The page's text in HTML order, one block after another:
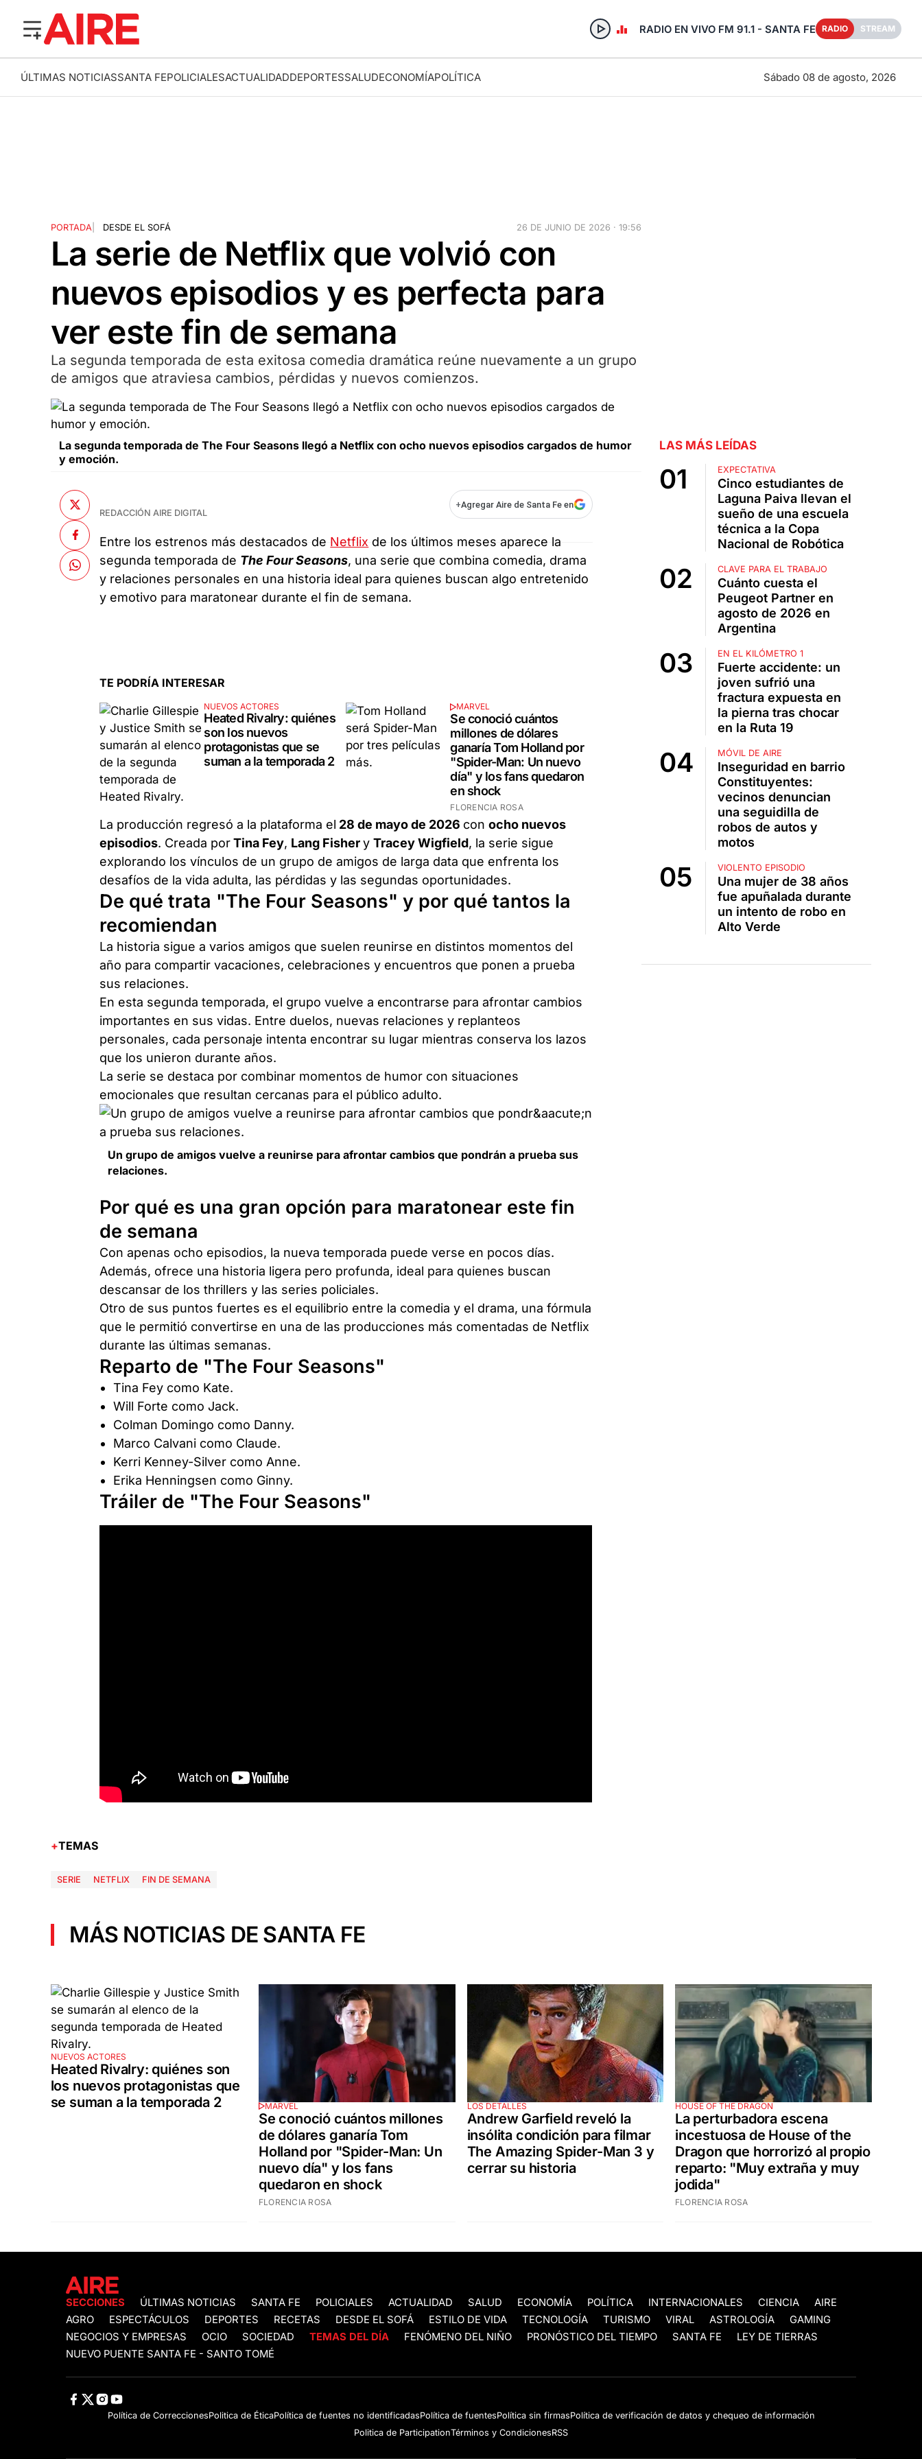
RADIO EN VIVO FM 91.1 - SANTA FE RADIO STREAM
ÚLTIMAS NOTICIASSANTA FEPOLICIALESACTUALIDADDEPORTESSALUDECONOMÍAPOLÍTICA Sábado 08 de agosto, 2026
PORTADA| DESDE EL SOFÁ 26 DE JUNIO DE 2026 · 19:56
La serie de Netflix que volvió con
nuevos episodios y es perfecta para
ver este fin de semana
La segunda temporada de esta exitosa comedia dramática reúne nuevamente a un grupo
de amigos que atraviesa cambios, pérdidas y nuevos comienzos.
La segunda temporada de The Four Seasons llegó a Netflix con ocho nuevos episodios cargados de humor
y emoción.
REDACCIÓN AIRE DIGITAL
+Agregar Aire de Santa Fe en
Entre los estrenos más destacados de Netflix de los últimos meses aparece la
segunda temporada de The Four Seasons, una serie que combina comedia, drama
y relaciones personales en una historia ideal para quienes buscan algo entretenido
y emotivo para maratonear durante el fin de semana.
TE PODRÍA INTERESAR
NUEVOS ACTORES
Heated Rivalry: quiénes
son los nuevos
protagonistas que se
suman a la temporada 2
MARVEL
Se conoció cuántos
millones de dólares
ganaría Tom Holland por
"Spider-Man: Un nuevo
día" y los fans quedaron
en shock
FLORENCIA ROSA
La producción regresó a la plataforma el 28 de mayo de 2026 conocho nuevos
episodios. Creada porTina Fey, Lang FisheryTracey Wigfield, la serie sigue
explorando los vínculos de un grupo de amigos de larga data que enfrenta los
desafíos de la vida adulta, las pérdidas y las segundas oportunidades.
De qué trata "The Four Seasons" y por qué tantos la
recomiendan
La historia sigue a varios amigos que suelen reunirse en distintos momentos del
año para compartir vacaciones, celebraciones y encuentros que ponen a prueba
sus relaciones.
En esta segunda temporada, el grupo vuelve a encontrarse para afrontar cambios
importantes en sus vidas. Entre duelos, nuevas relaciones y replanteos
personales, cada personaje intenta encontrar su lugar mientras conserva los lazos
que los unieron durante años.
La serie se destaca por combinar momentos de humor con situaciones
emocionales que resultan cercanas para el público adulto.
Un grupo de amigos vuelve a reunirse para afrontar cambios que pondrán a prueba sus
relaciones.
Por qué es una gran opción para maratonear este fin
de semana
Con apenas ocho episodios, la nueva temporada puede verse en pocos días.
Además, ofrece una historia ligera pero profunda, ideal para quienes buscan
descansar de los thrillers y las series policiales.
Otro de sus puntos fuertes es el equilibrio entre la comedia y el drama, una fórmula
que le permitió convertirse en una de las producciones más comentadas de Netflix
durante las últimas semanas.
Reparto de "The Four Seasons"
Tina Fey como Kate.
Will Forte como Jack.
Colman Domingo como Danny.
Marco Calvani como Claude.
Kerri Kenney-Silver como Anne.
Erika Henningsen como Ginny.
Tráiler de "The Four Seasons"
LAS MÁS LEÍDAS
EXPECTATIVA
Cinco estudiantes de
Laguna Paiva llevan el
sueño de una escuela
técnica a la Copa
Nacional de Robótica
CLAVE PARA EL TRABAJO
Cuánto cuesta el
Peugeot Partner en
agosto de 2026 en
Argentina
EN EL KILÓMETRO 1
Fuerte accidente: un
joven sufrió una
fractura expuesta en
la pierna tras chocar
en la Ruta 19
MÓVIL DE AIRE
Inseguridad en barrio
Constituyentes:
vecinos denuncian
una seguidilla de
robos de autos y
motos
VIOLENTO EPISODIO
Una mujer de 38 años
fue apuñalada durante
un intento de robo en
Alto Verde
TEMAS
SERIE NETFLIX FIN DE SEMANA
MÁS NOTICIAS DE SANTA FE
NUEVOS ACTORES
Heated Rivalry: quiénes son
los nuevos protagonistas que
se suman a la temporada 2
MARVEL
Se conoció cuántos millones
de dólares ganaría Tom
Holland por "Spider-Man: Un
nuevo día" y los fans
quedaron en shock
FLORENCIA ROSA
LOS DETALLES
Andrew Garfield reveló la
insólita condición para filmar
The Amazing Spider-Man 3 y
cerrar su historia
HOUSE OF THE DRAGON
La perturbadora escena
incestuosa de House of the
Dragon que horrorizó al propio
reparto: "Muy extraña y muy
jodida"
FLORENCIA ROSA
SECCIONES ÚLTIMAS NOTICIAS SANTA FE POLICIALES ACTUALIDAD SALUD ECONOMÍA POLÍTICA INTERNACIONALES CIENCIA
AIRE
AGRO
ESPECTÁCULOS DEPORTES RECETAS DESDE EL SOFÁ ESTILO DE VIDA TECNOLOGÍA TURISMO VIRAL ASTROLOGÍA
GAMING
NEGOCIOS Y EMPRESAS
OCIO SOCIEDAD TEMAS DEL DÍA FENÓMENO DEL NIÑO PRONÓSTICO DEL TIEMPO SANTA FE
LEY DE TIERRAS
NUEVO PUENTE SANTA FE - SANTO TOMÉ
Política de CorreccionesPolitica de ÉticaPolítica de fuentes no identificadasPolítica de fuentesPolítica sin firmasPolítica de verificación de datos y chequeo de información
Politica de ParticipationTérminos y CondicionesRSS